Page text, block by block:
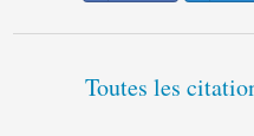
Toutes les